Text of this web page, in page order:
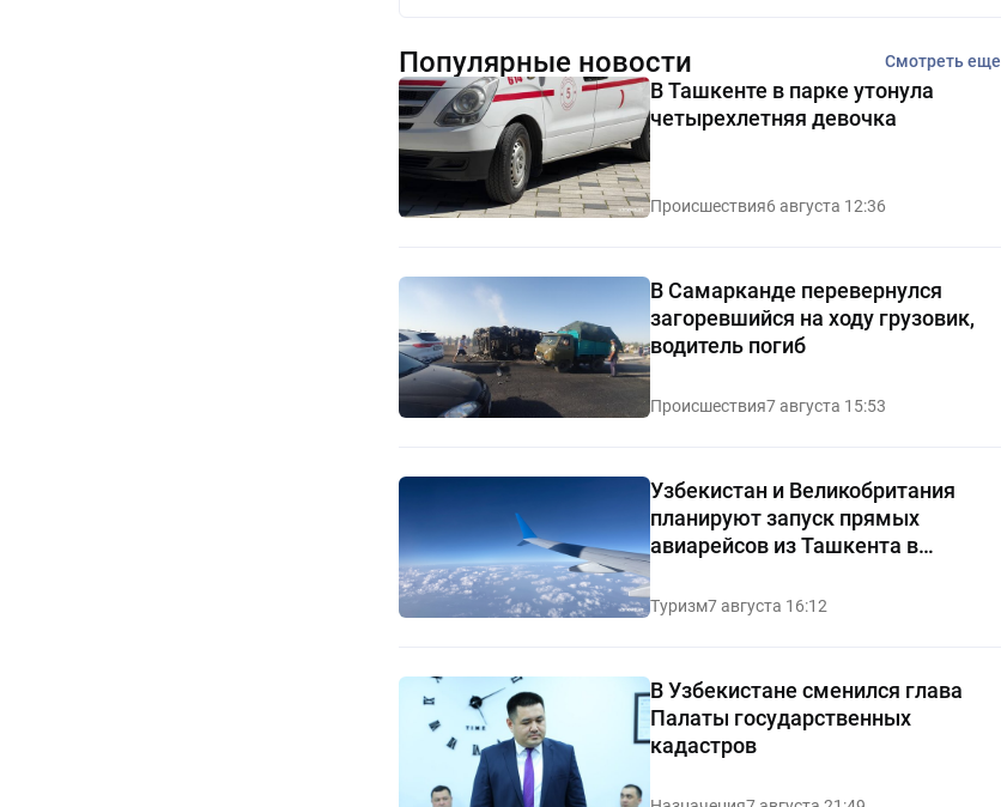
Популярные новости Смотреть еще
В Ташкенте в парке утонула
четырехлетняя девочка
Происшествия6 августа 12:36
В Самарканде перевернулся
загоревшийся на ходу грузовик,
водитель погиб
Происшествия7 августа 15:53
Узбекистан и Великобритания
планируют запуск прямых
авиарейсов из Ташкента в
Манчестер
Туризм7 августа 16:12
В Узбекистане сменился глава
Палаты государственных
кадастров